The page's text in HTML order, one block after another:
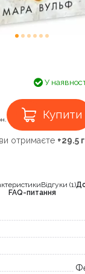
У
Купити
отримаєте +29.5
Відгуки (1)
FAQ-питання